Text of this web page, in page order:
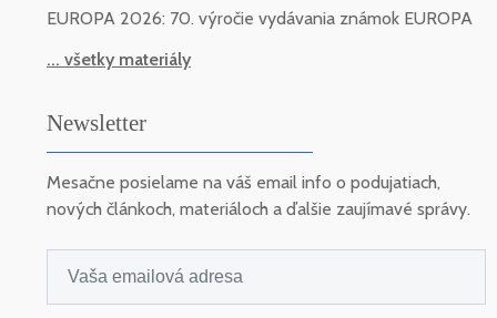
EUROPA 2026: 70. výročie vydávania známok EUROPA
... všetky materiály
Newsletter
Mesačne posielame na váš email info o podujatiach,
nových článkoch, materiáloch a ďalšie zaujímavé správy.